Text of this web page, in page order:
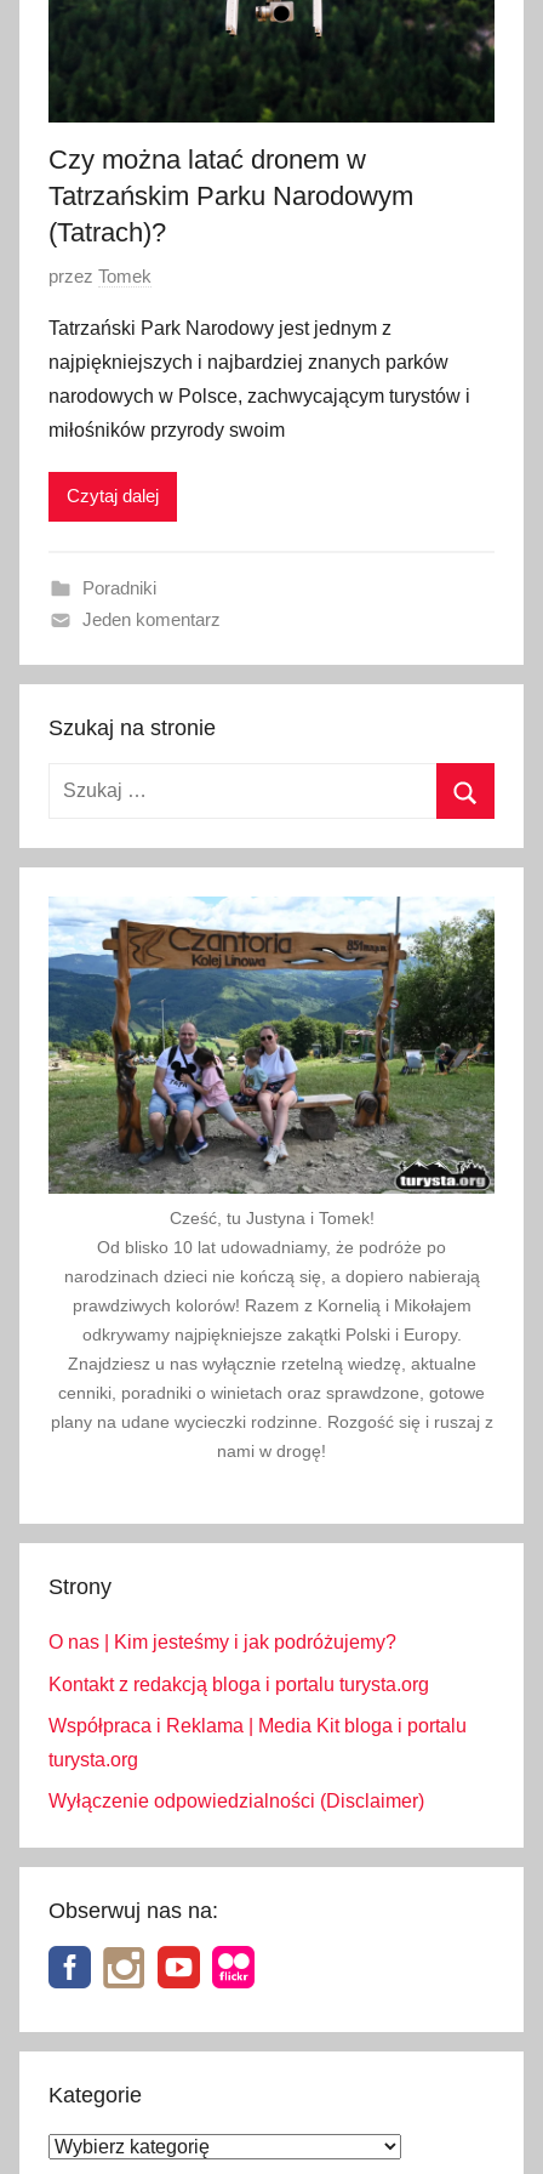
Czy można latać dronem w
Tatrzańskim Parku Narodowym
(Tatrach)?
O
u
b
l
i
w
n
o
7
s
z
i
a
2
2
4
przez Tomek
Tatrzański Park Narodowy jest jednym z
najpiękniejszych i najbardziej znanych parków
narodowych w Polsce, zachwycającym turystów i
miłośników przyrody swoim
Czytaj dalej
Poradniki
Jeden komentarz
Szukaj na stronie
Szukaj:
Cześć, tu Justyna i Tomek!
Od blisko 10 lat udowadniamy, że podróże po
narodzinach dzieci nie kończą się, a dopiero nabierają
prawdziwych kolorów! Razem z Kornelią i Mikołajem
odkrywamy najpiękniejsze zakątki Polski i Europy.
Znajdziesz u nas wyłącznie rzetelną wiedzę, aktualne
cenniki, poradniki o winietach oraz sprawdzone, gotowe
plany na udane wycieczki rodzinne. Rozgość się i ruszaj z
nami w drogę!
Strony
O nas | Kim jesteśmy i jak podróżujemy?
Kontakt z redakcją bloga i portalu turysta.org
Współpraca i Reklama | Media Kit bloga i portalu
turysta.org
Wyłączenie odpowiedzialności (Disclaimer)
Obserwuj nas na:
Kategorie
Kategorie